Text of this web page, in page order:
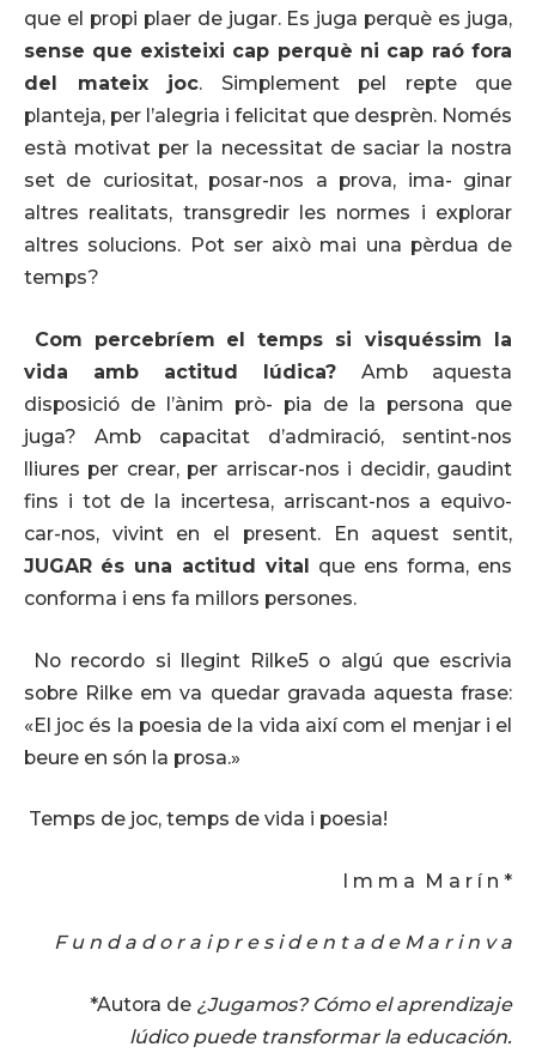
que el propi plaer de jugar. Es juga perquè es juga,
sense que existeixi cap perquè ni cap raó fora
del mateix joc. Simplement pel repte que
planteja, per l’alegria i felicitat que desprèn. Només
està motivat per la necessitat de saciar la nostra
set de curiositat, posar-nos a prova, ima- ginar
altres realitats, transgredir les normes i explorar
altres solucions. Pot ser això mai una pèrdua de
temps?
Com percebríem el temps si visquéssim la
vida amb actitud lúdica? Amb aquesta
disposició de l’ànim prò- pia de la persona que
juga? Amb capacitat d’admiració, sentint-nos
lliures per crear, per arriscar-nos i decidir, gaudint
fins i tot de la incertesa, arriscant-nos a equivo-
car-nos, vivint en el present. En aquest sentit,
JUGAR és una actitud vital que ens forma, ens
conforma i ens fa millors persones.
No recordo si llegint Rilke5 o algú que escrivia
sobre Rilke em va quedar gravada aquesta frase:
«El joc és la poesia de la vida així com el menjar i el
beure en són la prosa.»
Temps de joc, temps de vida i poesia!
I m m a M a r í n *
F u n d a d o r a i p r e s i d e n t a d e M a r i n v a
*Autora de ¿Jugamos? Cómo el aprendizaje
lúdico puede transformar la educación.